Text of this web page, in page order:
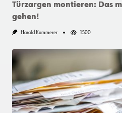
Türzargen montieren: Das
gehen!
Harald Kammerer 1500